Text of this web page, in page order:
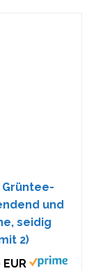
und
seidig
2)
EUR